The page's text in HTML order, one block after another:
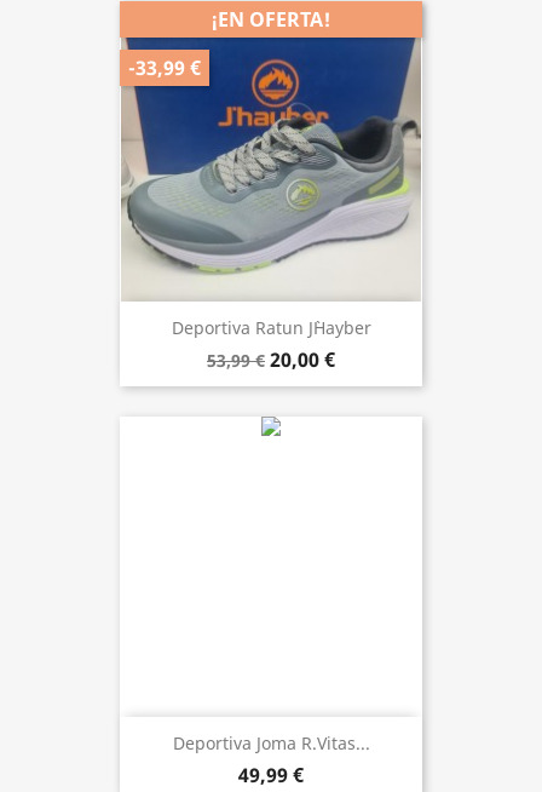
Deportiva Ratun J`hayber
53,99 € 20,00 €
¡EN OFERTA!
-33,99 €
Deportiva Joma R.Vitas...
49,99 €